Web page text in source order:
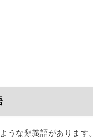
うな類義語があります。